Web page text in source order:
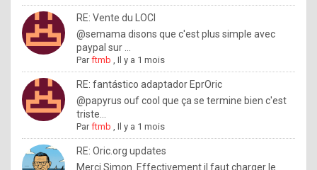
a
n
t
o
n
o
RE: Vente du LOCI
@semama disons que c'est plus simple avec
paypal sur ...
Parftmb ,Il y a 1 mois
RE: fantástico adaptador EprOric
@papyrus ouf cool que ça se termine bien c'est
triste...
Parftmb ,Il y a 1 mois
RE: Oric.org updates
Merci Simon. Effectivement il faut charger le